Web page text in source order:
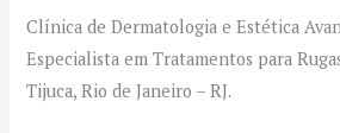
Clínica de Dermatologia e Estética
Especialista em Tratamentos para
Tijuca, Rio de Janeiro – RJ.